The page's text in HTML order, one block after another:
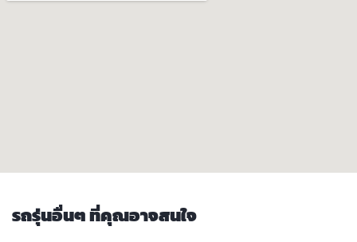
รถรุ่นอื่นๆ ที่คุณอาจสนใจ